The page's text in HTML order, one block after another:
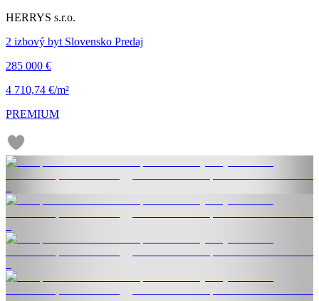
HERRYS s.r.o.
2 izbový byt Slovensko Predaj
285 000 €
4 710,74 €/m²
PREMIUM